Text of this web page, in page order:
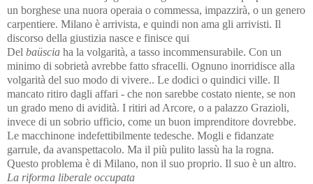
un borghese una nuora operaia o commessa, impazzirà, o un genero
carpentiere. Milano è arrivista, e quindi non ama gli arrivisti. Il
discorso della giustizia nasce e finisce qui
Del baüscia ha la volgarità, a tasso incommensurabile. Con un
minimo di sobrietà avrebbe fatto sfracelli. Ognuno inorridisce alla
volgarità del suo modo di vivere.. Le dodici o quindici ville. Il
mancato ritiro dagli affari - che non sarebbe costato niente, se non
un grado meno di avidità. I ritiri ad Arcore, o a palazzo Grazioli,
invece di un sobrio ufficio, come un buon imprenditore dovrebbe.
Le macchinone indefettibilmente tedesche. Mogli e fidanzate
garrule, da avanspettacolo. Ma il più pulito lassù ha la rogna.
Questo problema è di Milano, non il suo proprio. Il suo è un altro.
La riforma liberale occupata